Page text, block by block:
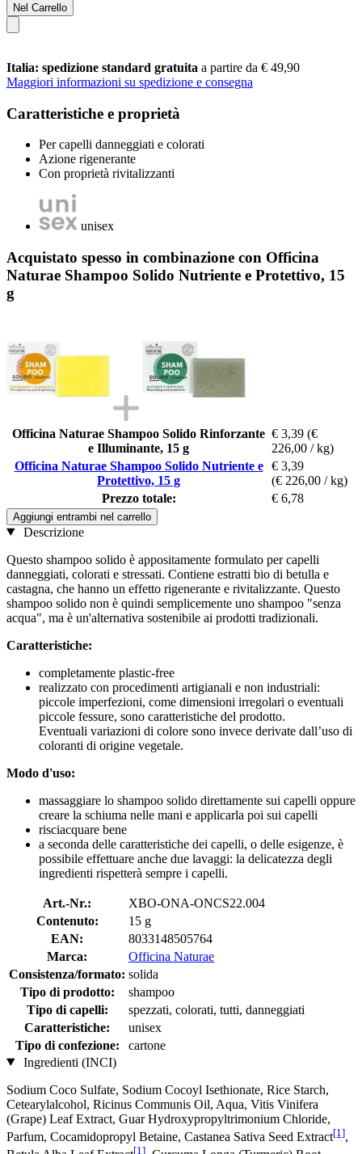
Nel Carrello
Italia: spedizione standard gratuita a partire da € 49,90
Maggiori informazioni su spedizione e consegna
Caratteristiche e proprietà
Per capelli danneggiati e colorati
Azione rigenerante
Con proprietà rivitalizzanti
unisex
Acquistato spesso in combinazione con Officina
Naturae Shampoo Solido Nutriente e Protettivo, 15
g
Officina Naturae Shampoo Solido Rinforzante
e Illuminante, 15 g
€ 3,39 (€
226,00 / kg)
Officina Naturae Shampoo Solido Nutriente e
Protettivo, 15 g
€ 3,39
(€ 226,00 / kg)
Prezzo totale:
€ 6,78
Aggiungi entrambi nel carrello
Descrizione
Questo shampoo solido è appositamente formulato per capelli
danneggiati, colorati e stressati. Contiene estratti bio di betulla e
castagna, che hanno un effetto rigenerante e rivitalizzante. Questo
shampoo solido non è quindi semplicemente uno shampoo "senza
acqua", ma è un'alternativa sostenibile ai prodotti tradizionali.
Caratteristiche:
completamente plastic-free
realizzato con procedimenti artigianali e non industriali:
piccole imperfezioni, come dimensioni irregolari o eventuali
piccole fessure, sono caratteristiche del prodotto.
Eventuali variazioni di colore sono invece derivate dall’uso di
coloranti di origine vegetale.
Modo d'uso:
massaggiare lo shampoo solido direttamente sui capelli oppure
creare la schiuma nelle mani e applicarla poi sui capelli
risciacquare bene
a seconda delle caratteristiche dei capelli, o delle esigenze, è
possibile effettuare anche due lavaggi: la delicatezza degli
ingredienti rispetterà sempre i capelli.
Art.-Nr.:
XBO-ONA-ONCS22.004
Contenuto:
15 g
EAN:
8033148505764
Marca:
Officina Naturae
Consistenza/formato: solida
Tipo di prodotto:
shampoo
Tipo di capelli:
spezzati, colorati, tutti, danneggiati
Caratteristiche:
unisex
Tipo di confezione:
cartone
Ingredienti (INCI)
Sodium Coco­ Sulfate, Sodium Cocoyl Isethionate, Rice Starch,
Cetearylalcohol, Ricinus Communis Oil, Aqua, Vitis Vinifera
(Grape) Leaf Extract, Guar Hydroxypropyltrimonium Chloride,
Parfum, Cocamidopropyl Betaine, Castanea Sativa Seed Extract[1],
[1]